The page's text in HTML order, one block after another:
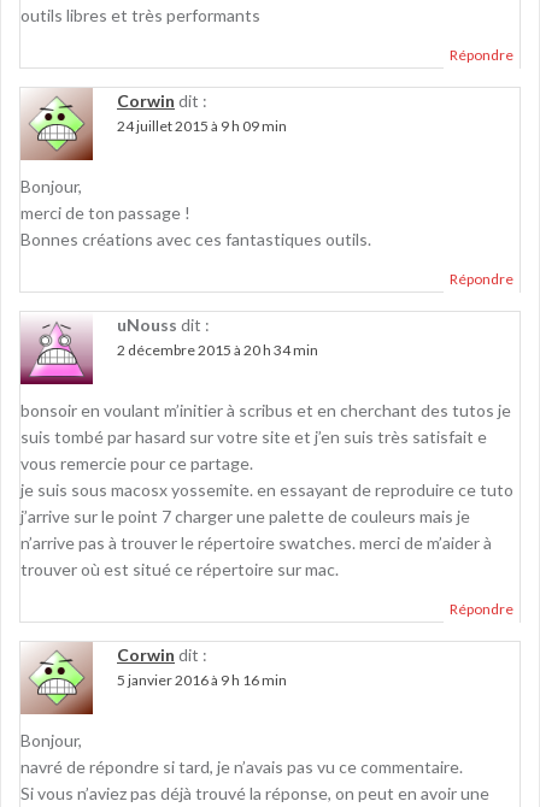
outils libres et très performants
Répondre
Corwin dit :
24 juillet 2015 à 9 h 09 min
Bonjour,
merci de ton passage !
Bonnes créations avec ces fantastiques outils.
Répondre
uNouss dit :
2 décembre 2015 à 20 h 34 min
bonsoir en voulant m’initier à scribus et en cherchant des tutos je
suis tombé par hasard sur votre site et j’en suis très satisfait e
vous remercie pour ce partage.
je suis sous macosx yossemite. en essayant de reproduire ce tuto
j’arrive sur le point 7 charger une palette de couleurs mais je
n’arrive pas à trouver le répertoire swatches. merci de m’aider à
trouver où est situé ce répertoire sur mac.
Répondre
Corwin dit :
5 janvier 2016 à 9 h 16 min
Bonjour,
navré de répondre si tard, je n’avais pas vu ce commentaire.
Si vous n’aviez pas déjà trouvé la réponse, on peut en avoir une